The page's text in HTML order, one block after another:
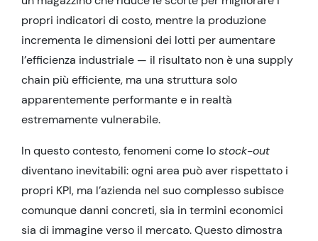
propri indicatori di costo, mentre la produzione
incrementa le dimensioni dei lotti per aumentare
l’efficienza industriale — il risultato non è una supply
chain più efficiente, ma una struttura solo
apparentemente performante e in realtà
estremamente vulnerabile.
In questo contesto, fenomeni come lostock-out
diventano inevitabili: ogni area può aver rispettato i
propri KPI, ma l’azienda nel suo complesso subisce
comunque danni concreti, sia in termini economici
sia di immagine verso il mercato. Questo dimostra